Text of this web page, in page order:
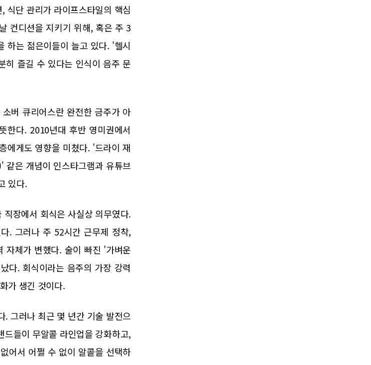
식단 관리가 라이프스타일의 핵심
컨디션을 지키기 위해, 혹은 주 3
하는 젊은이들이 늘고 있다. '헬시
즐길 수 있다는 인식이 음주 문
버 큐리어스란 완전한 금주가 아
한다. 2010년대 후반 영미권에서
에게도 영향을 미쳤다. '드라이 재
은 개념이 인스타그램과 유튜브
있다.
장에서 회식은 사실상 의무였다.
. 그러나 주 52시간 근무제 정착,
자체가 변했다. 술이 빠진 '가벼운
다. 회식이라는 음주의 가장 강력
가 생긴 것이다.
그러나 최근 몇 년간 기술 발전으
들이 무알콜 라인업을 강화하고,
어서 어쩔 수 없이 알콜을 선택하